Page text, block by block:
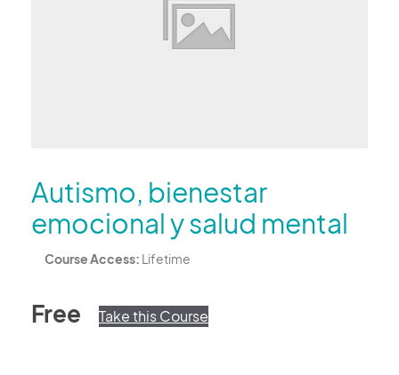
Autismo, bienestar
emocional y salud mental
Course Access: Lifetime
Free Take this Course